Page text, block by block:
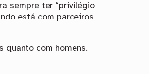
sempre ter “privilégio
está com parceiros
quanto com homens.